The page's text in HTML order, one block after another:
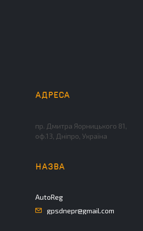
пр. Дмитра Яорницького 81,
оф.13, Дніпро, Україна
AutoReg
gpsdnepr@gmail.com